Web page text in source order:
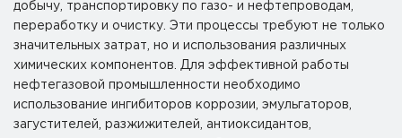
добычу, транспортировку по газо- и нефтепроводам,
переработку и очистку. Эти процессы требуют не только
значительных затрат, но и использования различных
химических компонентов. Для эффективной работы
нефтегазовой промышленности необходимо
использование ингибиторов коррозии, эмульгаторов,
загустителей, разжижителей, антиоксидантов,